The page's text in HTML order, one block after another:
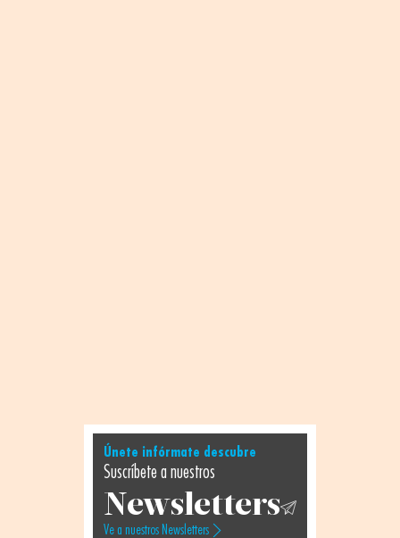
Únete infórmate descubre
Suscríbete a nuestros
Newsletters
Ve a nuestros Newsletters